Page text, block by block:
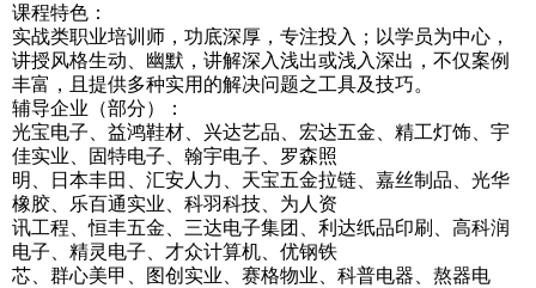
课程特色：
实战类职业培训师，功底深厚，专注投入；以学员为中心，
讲授风格生动、幽默，讲解深入浅出或浅入深出，不仅案例
丰富，且提供多种实用的解决问题之工具及技巧。
辅导企业（部分）：
光宝电子、益鸿鞋材、兴达艺品、宏达五金、精工灯饰、宇
佳实业、固特电子、翰宇电子、罗森照
明、日本丰田、汇安人力、天宝五金拉链、嘉丝制品、光华
橡胶、乐百通实业、科羽科技、为人资
讯工程、恒丰五金、三达电子集团、利达纸品印刷、高科润
电子、精灵电子、才众计算机、优钢铁
芯、群心美甲、图创实业、赛格物业、科普电器、熬器电